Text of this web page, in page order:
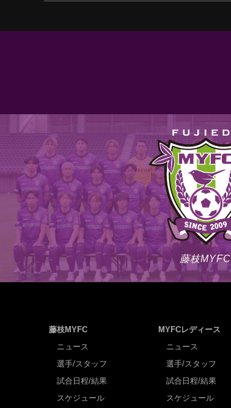
藤枝MYFC
藤枝MYFC
ニュース
選手/スタッフ
試合日程/結果
スケジュール
MYFCレディース
ニュース
選手/スタッフ
試合日程/結果
スケジュール